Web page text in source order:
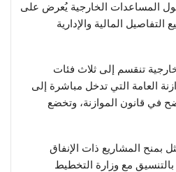
المساعدات الخارجية يُعرض على
المالية والإدارية
تنقسم إلى ثلاث فئات
العامة التي تدخل مباشرة إلى
في قانون الموازنة، وتخضع
بمنح المشاريع ذات الإنفاق
بالتنسيق مع وزارة التخطيط